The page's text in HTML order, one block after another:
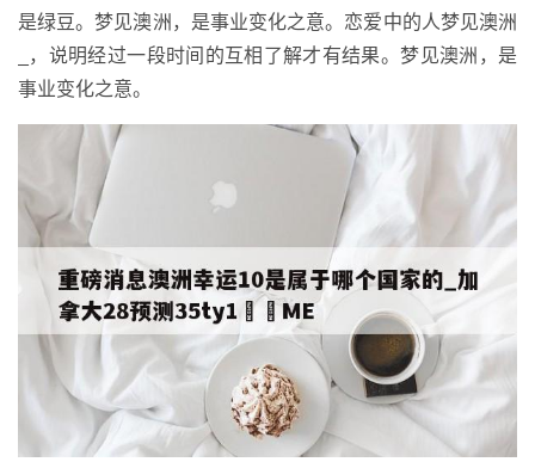
是绿豆。梦见澳洲，是事业变化之意。恋爱中的人梦见澳洲
_，说明经过一段时间的互相了解才有结果。梦见澳洲，是
事业变化之意。